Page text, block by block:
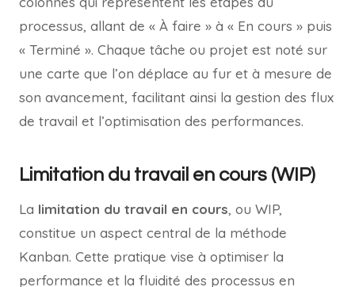
processus, allant de « À faire » à « En cours » puis
« Terminé ». Chaque tâche ou projet est noté sur
une carte que l’on déplace au fur et à mesure de
son avancement, facilitant ainsi la gestion des flux
de travail et l’optimisation des performances.
Limitation du travail en cours (WIP)
La limitation du travail en cours, ou WIP,
constitue un aspect central de la méthode
Kanban. Cette pratique vise à optimiser la
performance et la fluidité des processus en